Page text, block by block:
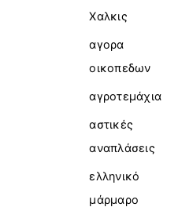
Χαλκις
αγορα
οικοπεδων
αγροτεμάχια
αστικές
αναπλάσεις
ελληνικό
μάρμαρο